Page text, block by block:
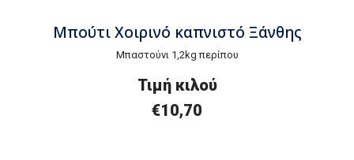
Μπούτι Χοιρινό καπνιστό Ξάνθης
Μπαστούνι 1,2kg περίπου
Τιμή κιλού
€10,70